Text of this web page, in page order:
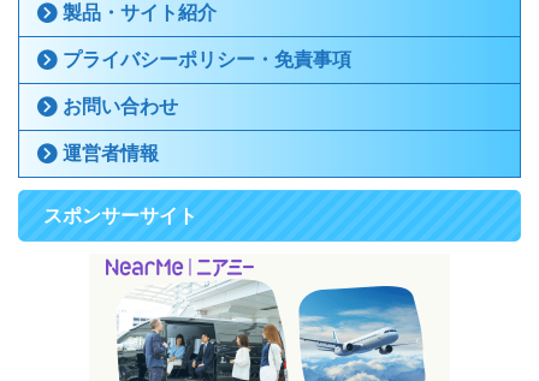
製品・サイト紹介
プライバシーポリシー・免責事項
お問い合わせ
運営者情報
スポンサーサイト